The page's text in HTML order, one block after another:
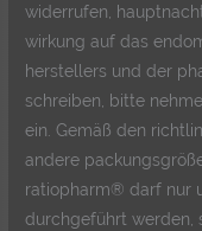
widerrufen,
wirkung auf das
herstellers und der
schreiben, bitte
ein. Gemäß den
andere
ratiopharm® darf nur
durchgeführt werden,